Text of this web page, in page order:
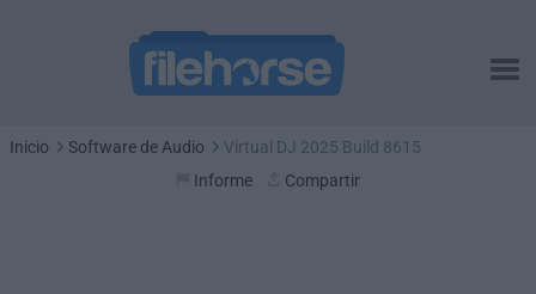
Inicio Software de Audio
Virtual DJ 2025 Build 8615
Informe
Compartir